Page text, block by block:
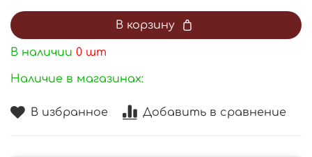
В избранное Добавить в сравнение
В корзину
В наличии 0 шт
Наличие в магазинах: